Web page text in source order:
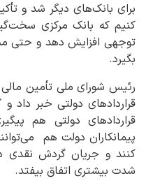
برای بانک‌های دیگر شد و
کنیم که بانک مرکزی
توجهی افزایش دهد و حتی
بگیرد.
رئیس شورای ملی تأمین
قراردادهای دولتی خبر
قراردادهای دولتی هم
پیمانکاران دولت هم
کنند و جریان گردش نقدی
شدت بیشتری اتفاق بیفتد.